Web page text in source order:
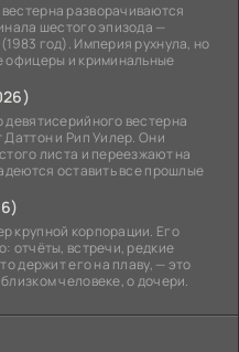
разворачиваются
шестого эпизода —
год). Империя рухнула, но
офицеры и криминальные
вестерна
Даттон и Рип Уилер. Они
листа и переезжают на
оставить все прошлые
крупной корпорации. Его
отчёты, встречи, редкие
держит его на плаву, — это
человеке, о дочери.